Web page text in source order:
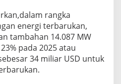
rangka
energi terbarukan,
tambahan 14.087 MW
pada 2025 atau
34 miliar USD untuk